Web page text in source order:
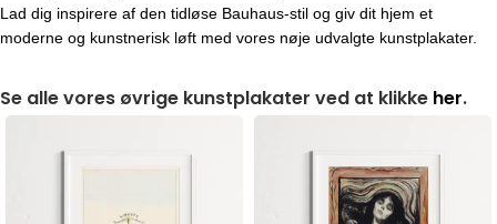
Lad dig inspirere af den tidløse Bauhaus-stil og giv dit hjem et
moderne og kunstnerisk løft med vores nøje udvalgte kunstplakater.
Se alle vores øvrige kunstplakater ved at klikke her.